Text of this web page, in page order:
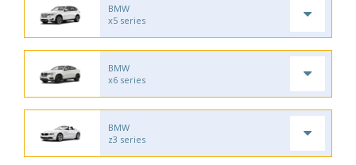
BMW
x5 series
BMW
x6 series
BMW
z3 series